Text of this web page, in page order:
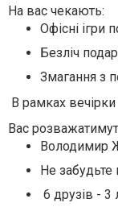
На вас чекають:
Офісні ігри
Безліч
Змагання з
В рамках
Вас
Володимир
Не забудьте
6 друзів - 3